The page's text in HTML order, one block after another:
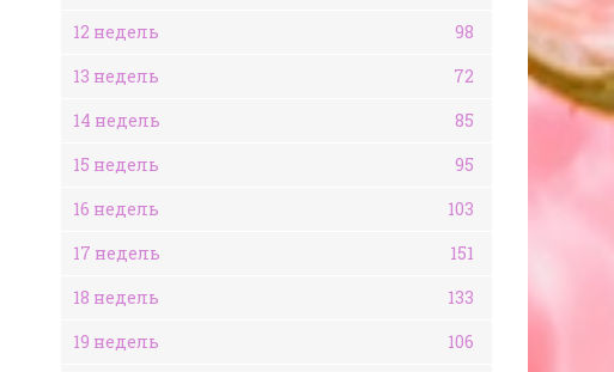
12 недель
98
13 недель
72
14 недель
85
15 недель
95
16 недель
103
17 недель
151
18 недель
133
19 недель
106